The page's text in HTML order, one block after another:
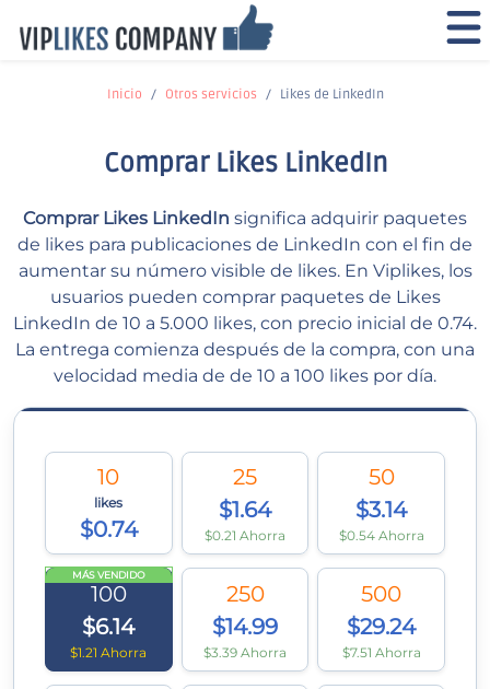
Inicio Otros servicios Likes de LinkedIn
Comprar Likes LinkedIn
Comprar Likes LinkedIn significa adquirir paquetes
de likes para publicaciones de LinkedIn con el fin de
aumentar su número visible de likes. En Viplikes, los
usuarios pueden comprar paquetes de Likes
LinkedIn de 10 a 5.000 likes, con precio inicial de 0.74.
La entrega comienza después de la compra, con una
velocidad media de de 10 a 100 likes por día.
10
likes
$0.74
25
$1.64
$0.21 Ahorra
50
$3.14
$0.54 Ahorra
MÁS VENDIDO
100
$6.14
$1.21 Ahorra
250
$14.99
$3.39 Ahorra
500
$29.24
$7.51 Ahorra